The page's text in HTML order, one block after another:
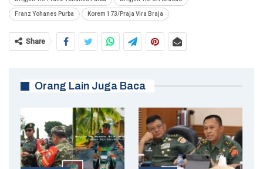
Franz Yohanes Purba Korem 173/Praja Vira Braja
Share
Orang Lain Juga Baca